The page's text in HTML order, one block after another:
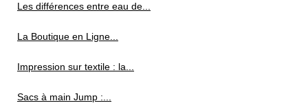
Les différences entre eau de...
La Boutique en Ligne...
Impression sur textile : la...
Sacs à main Jump :...